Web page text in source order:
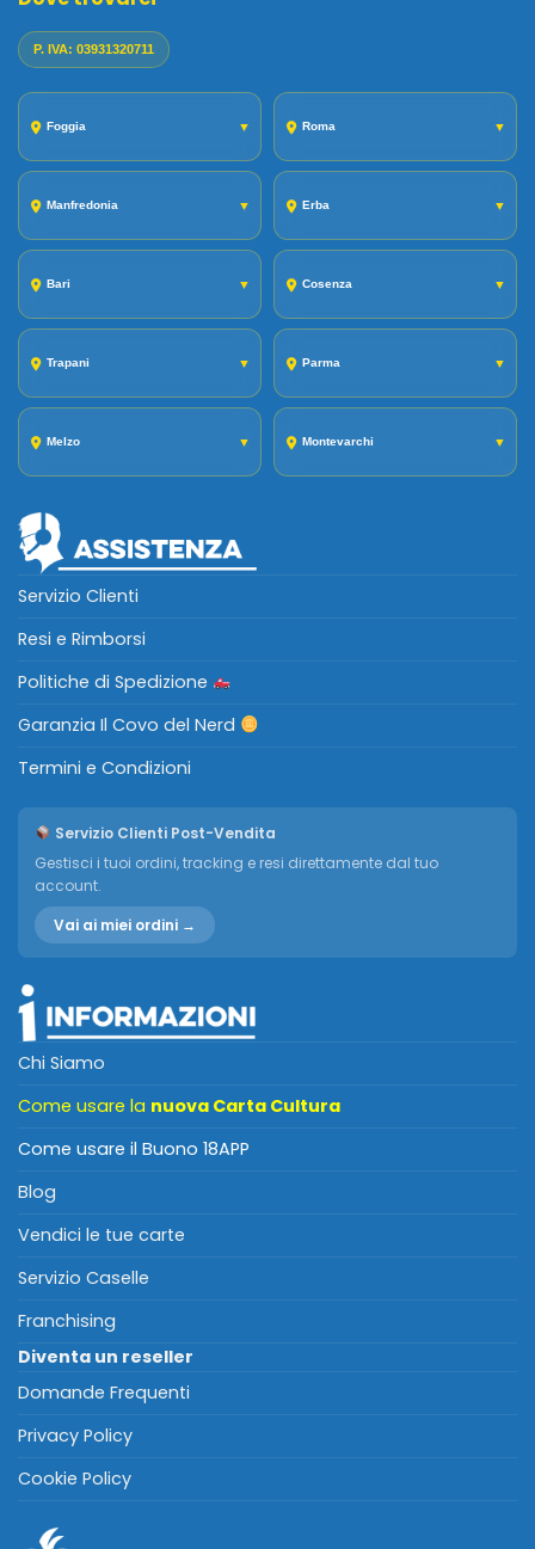
P. IVA: 03931320711
Foggia ▼ Roma ▼
Manfredonia ▼ Erba ▼
Bari ▼ Cosenza ▼
Trapani ▼ Parma ▼
Melzo ▼ Montevarchi ▼
Servizio Clienti
Resi e Rimborsi
Politiche di Spedizione
Garanzia Il Covo del Nerd
Termini e Condizioni
Servizio Clienti Post-Vendita
Gestisci i tuoi ordini, tracking e resi direttamente dal tuo
account.
Vai ai miei ordini →
Chi Siamo
Come usare la nuova Carta Cultura
Come usare il Buono 18APP
Blog
Vendici le tue carte
Servizio Caselle
Franchising
Diventa un reseller
Domande Frequenti
Privacy Policy
Cookie Policy